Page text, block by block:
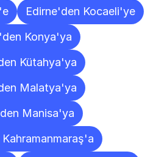
Edirne'den Kocaeli'ye
Konya'ya
Kütahya'ya
Malatya'ya
Manisa'ya